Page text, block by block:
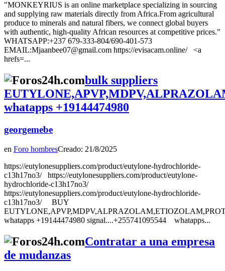
"MONKEYRIUS is an online marketplace specializing in sourcing
and supplying raw materials directly from Africa.From agricultural
produce to minerals and natural fibers, we connect global buyers
with authentic, high-quality African resources at competitive prices."
WHATSAPP:+237 679-333-804/690-401-573
EMAIL:Mjaanbee07@gmail.com https://evisacam.online/ <a
hrefs=...
bulk suppliers
whatapps +19144474980
georgemebe
en Foro hombresCreado: 21/8/2025
https://eutylonesuppliers.com/product/eutylone-hydrochloride-
c13h17no3/ https://eutylonesuppliers.com/product/eutylone-
hydrochloride-c13h17no3/
https://eutylonesuppliers.com/product/eutylone-hydrochloride-
c13h17no3/ BUY
whatapps +19144474980 signal....+255741095544 whatapps...
Contratar a una empresa
de mudanzas